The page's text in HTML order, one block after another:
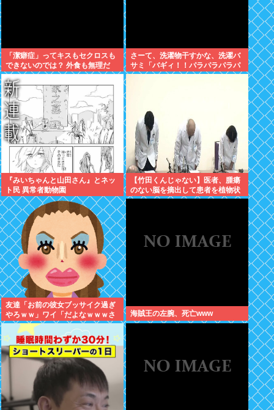
「潔癖症」ってキスもセクロスも
できないのでは？ 外食も無理だ
ろ。
さーて、洗濯物干すかな、洗濯バ
サミ「バギィ！！パラパラパラパ
ラ」
『みいちゃんと山田さん』とネッ
ト民 異常者動物園
【竹田くんじゃない】医者、腫瘍
のない脳を摘出して患者を植物状
態に
友達「お前の彼女ブッサイク過ぎ
やろｗｗ」ワイ「だよなｗｗｗさ
っさと別れたいわｗｗｗ」
海賊王の左腕、死亡www